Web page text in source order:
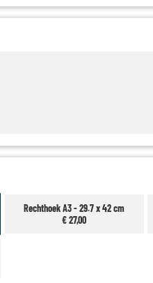
Rechthoek A3 - 29.7 x 42 cm
€ 27,00